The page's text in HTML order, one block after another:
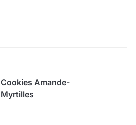
Cookies Amande-
Myrtilles